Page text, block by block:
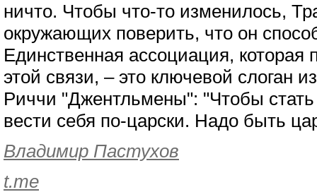
ничто. Чтобы что-то изменилось,
окружающих поверить, что он
Единственная ассоциация, которая
этой связи, – это ключевой слоган
Риччи "Джентльмены": "Чтобы
вести себя по-царски. Надо быть
Владимир Пастухов
t.me